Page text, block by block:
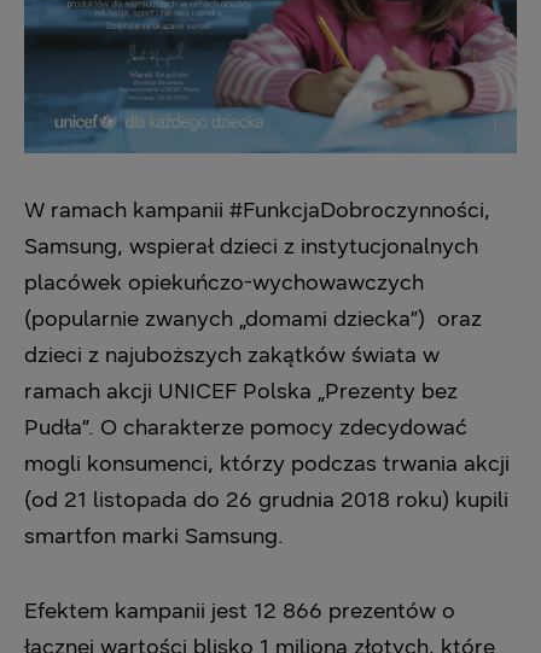
W ramach kampanii #FunkcjaDobroczynności,
Samsung, wspierał dzieci z instytucjonalnych
placówek opiekuńczo-wychowawczych
(popularnie zwanych „domami dziecka”) oraz
dzieci z najuboższych zakątków świata w
ramach akcji UNICEF Polska „Prezenty bez
Pudła”. O charakterze pomocy zdecydować
mogli konsumenci, którzy podczas trwania akcji
(od 21 listopada do 26 grudnia 2018 roku) kupili
smartfon marki Samsung.
Efektem kampanii jest 12 866 prezentów o
łącznej wartości blisko 1 miliona złotych, które